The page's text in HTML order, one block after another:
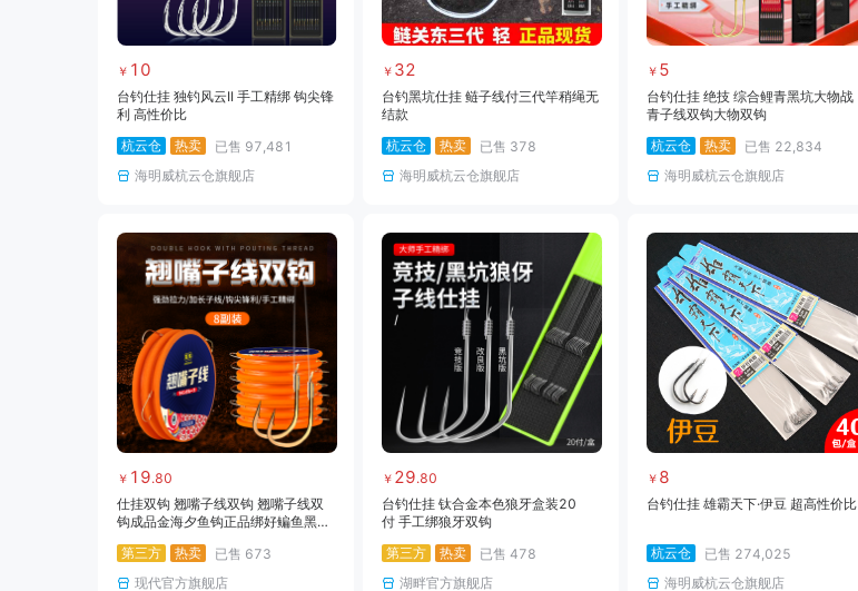
￥ 10
台钓仕挂 独钓风云II 手工精绑 钩尖锋
利 高性价比
杭云仓
热卖 已售 97,481
海明威杭云仓旗舰店
￥ 32
台钓黑坑仕挂 鲢子线付三代竿稍绳无
结款
杭云仓
热卖 已售 378
海明威杭云仓旗舰店
￥ 5
台钓仕挂 绝技 综合鲤青黑坑大物战
青子线双钩大物双钩
杭云仓
热卖 已售 22,834
海明威杭云仓旗舰店
￥ 19.80
仕挂双钩 翘嘴子线双钩 翘嘴子线双
钩成品金海夕鱼钩正品绑好鳊鱼黑坑
第三方
热卖 已售 673
现代官方旗舰店
￥ 29.80
台钓仕挂 钛合金本色狼牙盒装20
付 手工绑狼牙双钩
第三方
热卖 已售 478
湖畔官方旗舰店
￥ 8
台钓仕挂 雄霸天下·伊豆 超高性价比
杭云仓 已售 274,025
海明威杭云仓旗舰店